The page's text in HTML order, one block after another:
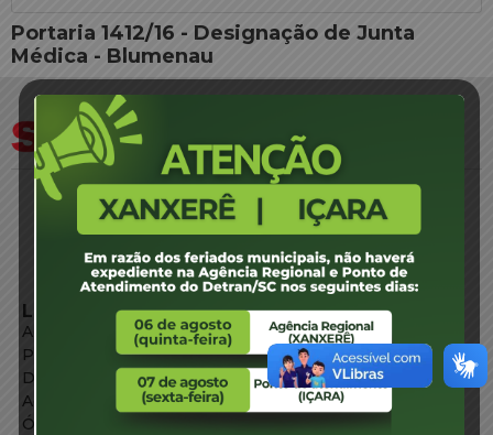
Portaria 1412/16 - Designação de Junta
Médica - Blumenau
LINKS EXTERNOS
Agência de Notícias
Portal de Serviços
Diário Oficial
Acesso à Informação
Órgãos do Governo